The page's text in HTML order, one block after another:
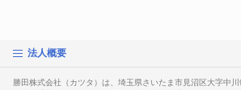
法人概要
勝田株式会社（カツタ）は、埼玉県さいたま市見沼区大字中